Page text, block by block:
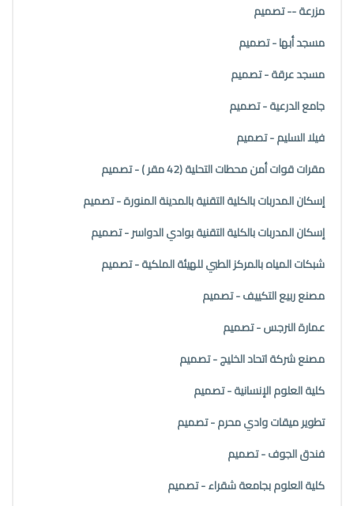
مزرعة -- تصميم
مسجد أبها - تصميم
مسجد عرقة - تصميم
جامع الدرعية - تصميم
فيلا السليم - تصميم
مقرات قوات أمن محطات التحلية (42 مقر ) - تصميم
إسكان المدربات بالكلية التقنية بالمدينة المنورة - تصميم
إسكان المدربات بالكلية التقنية بوادي الدواسر - تصميم
شبكات المياه بالمركز الطبي للهيئة الملكية - تصميم
مصنع ربيع التكييف - تصميم
عمارة النرجس - تصميم
مصنع شركة اتحاد الخليج - تصميم
كلية العلوم الإنسانية - تصميم
تطوير ميقات وادي محرم - تصميم
فندق الجوف - تصميم
كلية العلوم بجامعة شقراء - تصميم